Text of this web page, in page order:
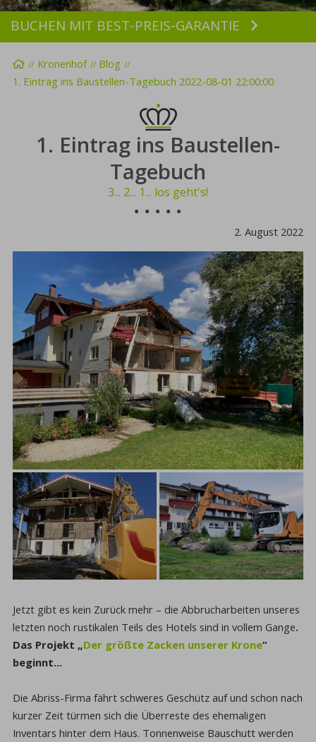
BUCHEN MIT BEST-PREIS-GARANTIE Buchen
Startseite
Kronenhof
Blog
1. Eintrag ins Baustellen-Tagebuch 2022-08-01 22:00:00
1. Eintrag ins Baustellen-
Tagebuch
3... 2... 1... los geht's!
2. August 2022
Jetzt gibt es kein Zurück mehr – die Abbrucharbeiten unseres
letzten noch rustikalen Teils des Hotels sind in vollem Gange.
Das Projekt „Der größte Zacken unserer Krone“
beginnt…
Die Abriss-Firma fährt schweres Geschütz auf und schon nach
kurzer Zeit türmen sich die Überreste des ehemaligen
Inventars hinter dem Haus. Tonnenweise Bauschutt werden